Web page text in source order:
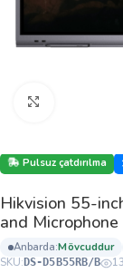
Pulsuz çatdırılma
Hikvision 55-
and Microphone
anbarda: mövcuddur
SKU: DS-D5B55RB/B